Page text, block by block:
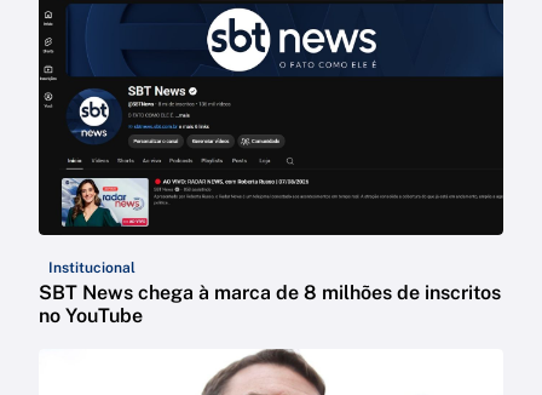
Institucional
SBT News chega à marca de 8 milhões de inscritos
no YouTube